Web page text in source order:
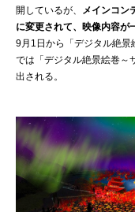
開しているが、 メインコン
に変更されて、映像内容が
9月1日から「デジタル絶景
では「デジタル絶景絵巻～
出される。